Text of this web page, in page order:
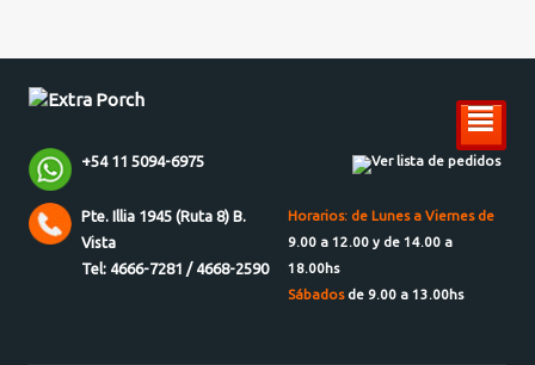
²
+54 11 5094-6975 Ver lista de pedidos
Pte. Illia 1945 (Ruta 8) B.
Vista
Tel: 4666-7281 / 4668-2590
Horarios: de Lunes a Viernes de
9.00 a 12.00 y de 14.00 a
18.00hs
Sábadosde 9.00 a 13.00hs